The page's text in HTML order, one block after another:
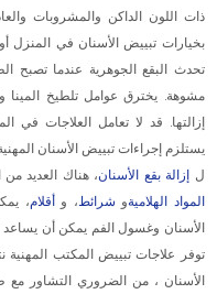
ذات اللون الداكن والمشروبات
بخيارات تبييض الأسنان في المنزل
مشوهة. يخترق عوامل تلطيخ المينا
إزالتها. قد لا تعامل العلاجات في
يستلزم إجراءات تبييض الأسنان
ل إزالة بقع الأسنان، هناك العديد
المواد الهلاميةو شرائط، وأقلام،
الأسنان وغسول الفم يمكن أن يساعد
توفر علاجات تبييض المكتب المهنية
الأسنان ، من الضروري التشاور مع